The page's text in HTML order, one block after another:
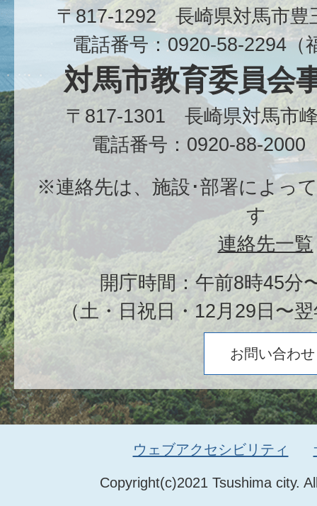
〒817-1292 長崎県対馬市
電話番号：0920-58-2294（
対馬市教育委員会
〒817-1301 長崎県対馬市
電話番号：0920-88-2000
※連絡先は、施設･部署によっ
す
連絡先一覧
開庁時間：午前8時45分
（土・日祝日・12月29日〜
お問い合わせ
Copyright(c)2021 Tsushima city.
ウェブアクセシビリティ